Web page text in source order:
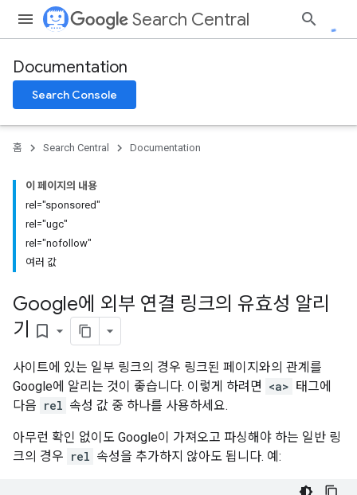
Search Central
Documentation
Search Console
홈 Search Central Documentation
이 페이지의 내용
rel="sponsored"
rel="ugc"
rel="nofollow"
여러 값
Google에 외부 연결 링크의 유효성 알리
기
bookmark_border
사이트에 있는 일부 링크의 경우 링크된 페이지와의 관계를
Google에 알리는 것이 좋습니다. 이렇게 하려면 <a> 태그에
다음 rel 속성 값 중 하나를 사용하세요.
아무런 확인 없이도 Google이 가져오고 파싱해야 하는 일반 링
크의 경우 rel 속성을 추가하지 않아도 됩니다. 예: